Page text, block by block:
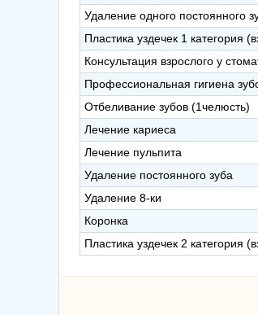
Удаление одного постоянного
Пластика уздечек 1 категория
Консультация взрослого у
Профессиональная гигиена
Отбеливание зубов (1челюсть)
Лечение кариеса
Лечение пульпита
Удаление постоянного зуба
Удаление 8-ки
Коронка
Пластика уздечек 2 категория